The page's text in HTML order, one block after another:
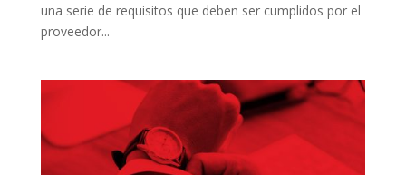
una serie de requisitos que deben ser cumplidos por el
proveedor...